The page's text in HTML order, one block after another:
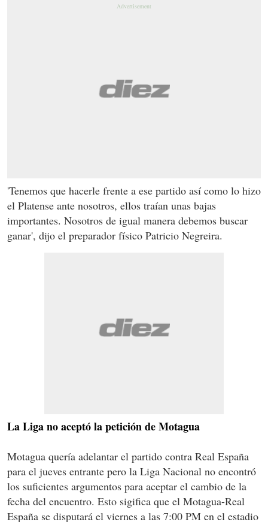
'Tenemos que hacerle frente a ese partido así como lo hizo
el Platense ante nosotros, ellos traían unas bajas
importantes. Nosotros de igual manera debemos buscar
ganar', dijo el preparador físico Patricio Negreira.
La Liga no aceptó la petición de Motagua
Motagua quería adelantar el partido contra Real España
para el jueves entrante pero la Liga Nacional no encontró
los suficientes argumentos para aceptar el cambio de la
fecha del encuentro. Esto sigifica que el Motagua-Real
España se disputará el viernes a las 7:00 PM en el estadio